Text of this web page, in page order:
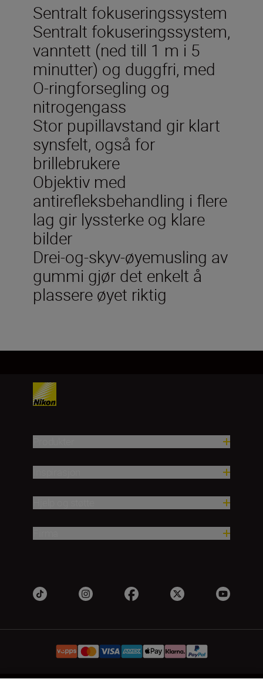
Sentralt fokuseringssystem
Sentralt fokuseringssystem,
vanntett (ned till 1 m i 5
minutter) og duggfri, med
O-ringforsegling og
nitrogengass
Stor pupillavstand gir klart
synsfelt, også for
brillebrukere
Objektiv med
antirefleksbehandling i flere
lag gir lyssterke og klare
bilder
Drei-og-skyv-øyemusling av
gummi gjør det enkelt å
plassere øyet riktig